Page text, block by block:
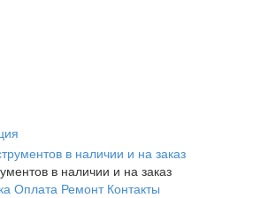
в наличии и на заказ
Оплата Ремонт Контакты